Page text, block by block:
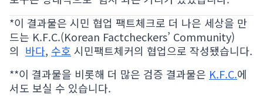
*이 결과물은 시민 협업 팩트체크로 더 나은 세상을 만
드는 K.F.C.(Korean Factcheckers’ Community)
의 바다, 수호 시민팩트체커의 협업으로 작성됐습니다.
**이 결과물을 비롯해 더 많은 검증 결과물은 K.F.C.에
서도 보실 수 있습니다.